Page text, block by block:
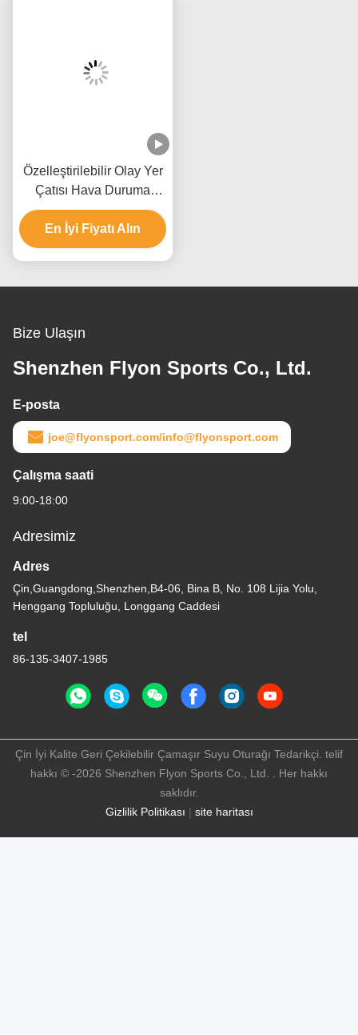
Özelleştirilebilir Olay Yer
Dayanıklı Özel
En İyi Fiyatı Alın
Shenzhen Flyon Sports Co., Ltd.
E-posta
joe@flyonsport.com/info@flyonsport.com
Çalışma saati
9:00-18:00
Adresimiz
Adres
Henggang Topluluğu, Longgang Caddesi
tel
Gizlilik Politikası|site haritası
hakkı © -2026 Shenzhen Flyon Sports Co., Ltd. . Her hakkı
saklıdır.